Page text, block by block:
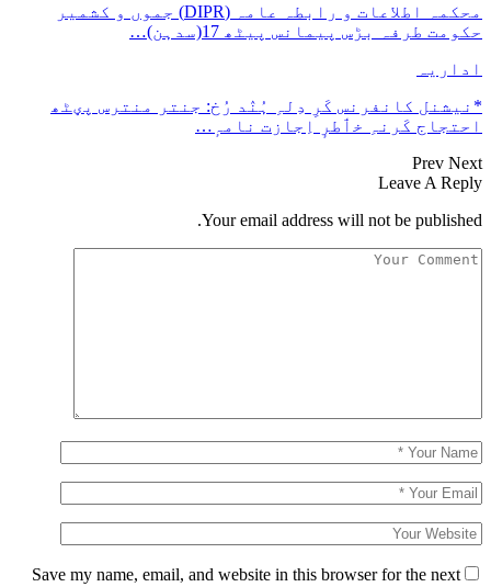
محکمہ اطلاعات و رابطہ عامہ (DIPR) جموں و کشمیر
حکومت طرفہ بڑس پیمانس پیٹھ 17(سدہن)…
اداریہ
*نیشنل کانفرنس کَرِ دِلہِ ہُنٛد رُخ: جنتر منترس پؠٹھ
احتجاج کَرنہِ خٲطرٕ اِجازت نامہٕ…
Prev Next
Leave A Reply
Your email address will not be published.
Save my name, email, and website in this browser for the next